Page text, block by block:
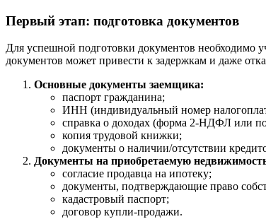
Первый этап: подготовка документов
Для успешной подготовки документов необходимо
документов может привести к задержкам и даже
Основные документы заемщика:
паспорт гражданина;
ИНН (индивидуальный номер
справка о доходах (форма 2-НДФЛ или
копия трудовой книжки;
документы о наличии/отсутствии
Документы на приобретаемую
согласие продавца на ипотеку;
документы, подтверждающие право
кадастровый паспорт;
договор купли-продажи.